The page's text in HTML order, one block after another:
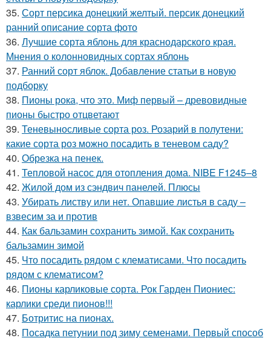
35. Сорт персика донецкий желтый. персик донецкий
ранний описание сорта фото
36. Лучшие сорта яблонь для краснодарского края.
Мнения о колонновидных сортах яблонь
37. Ранний сорт яблок. Добавление статьи в новую
подборку
38. Пионы рока, что это. Миф первый – древовидные
пионы быстро отцветают
39. Теневыносливые сорта роз. Розарий в полутени:
какие сорта роз можно посадить в теневом саду?
40. Обрезка на пенек.
41. Тепловой насос для отопления дома. NIBE F1245–8
42. Жилой дом из сэндвич панелей. Плюсы
43. Убирать листву или нет. Опавшие листья в саду –
взвесим за и против
44. Как бальзамин сохранить зимой. Как сохранить
бальзамин зимой
45. Что посадить рядом с клематисами. Что посадить
рядом с клематисом?
46. Пионы карликовые сорта. Рок Гарден Пиониес:
карлики среди пионов!!!
47. Ботритис на пионах.
48. Посадка петунии под зиму семенами. Первый способ